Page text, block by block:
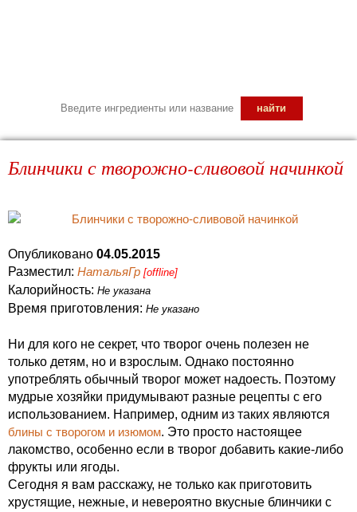
Блинчики с творожно-сливовой начинкой
Опубликовано 04.05.2015
Разместил: НатальяГр [offline]
Калорийность: Не указана
Время приготовления: Не указано
Ни для кого не секрет, что творог очень полезен не
только детям, но и взрослым. Однако постоянно
употреблять обычный творог может надоесть. Поэтому
мудрые хозяйки придумывают разные рецепты с его
использованием. Например, одним из таких являются
блины с творогом и изюмом. Это просто настоящее
лакомство, особенно если в творог добавить какие-либо
фрукты или ягоды.
Сегодня я вам расскажу, не только как приготовить
хрустящие, нежные, и невероятно вкусные блинчики с